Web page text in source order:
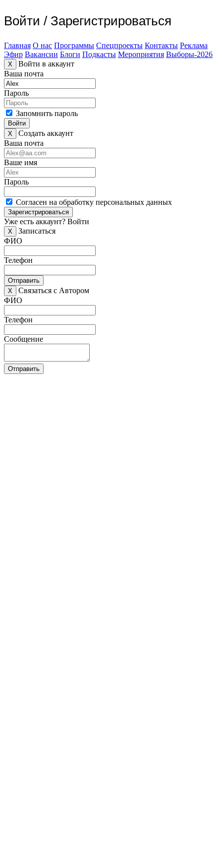
Войти / Зарегистрироваться
Главная О нас Программы Спецпроекты Контакты Реклама
Эфир Вакансии Блоги Подкасты Мероприятия Выборы-2026
X
Войти в аккаунт
Ваша почта
Пароль
Запомнить пароль
Войти
X
Создать аккаунт
Ваша почта
Ваше имя
Пароль
Согласен на обработку персональных данных
Зарегистрироваться
Уже есть аккаунт? Войти
X
Записаться
ФИО
Телефон
Отправить
X
Связаться с Автором
ФИО
Телефон
Сообщение
Отправить